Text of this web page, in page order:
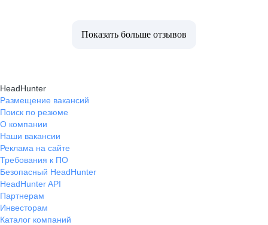
Показать больше отзывов
HeadHunter
Размещение вакансий
Поиск по резюме
О компании
Наши вакансии
Реклама на сайте
Требования к ПО
Безопасный HeadHunter
HeadHunter API
Партнерам
Инвесторам
Каталог компаний